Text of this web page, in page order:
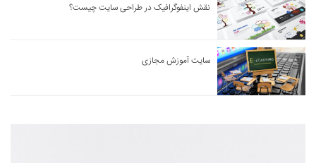
نقش اینفوگرافیک در طراحی سایت چیست؟
سایت آموزش مجازی